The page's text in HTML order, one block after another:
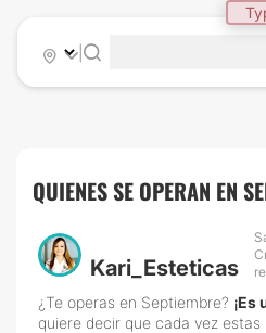
|
QUIENES SE OPERAN EN
Kari_Esteticas
¿Te operas en Septiembre? ¡Es
quiere decir que cada vez